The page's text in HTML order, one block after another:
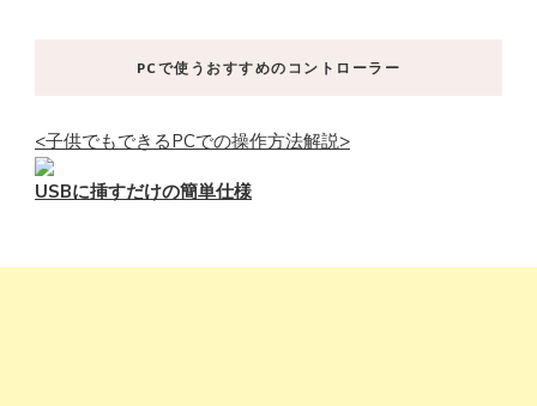
PCで使うおすすめのコントローラー
<子供でもできるPCでの操作方法解説>
USBに挿すだけの簡単仕様